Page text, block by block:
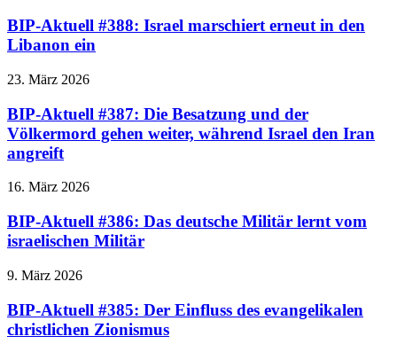
BIP-Aktuell #388: Israel marschiert erneut in den
Libanon ein
23. März 2026
BIP-Aktuell #387: Die Besatzung und der
Völkermord gehen weiter, während Israel den Iran
angreift
16. März 2026
BIP-Aktuell #386: Das deutsche Militär lernt vom
israelischen Militär
9. März 2026
BIP-Aktuell #385: Der Einfluss des evangelikalen
christlichen Zionismus